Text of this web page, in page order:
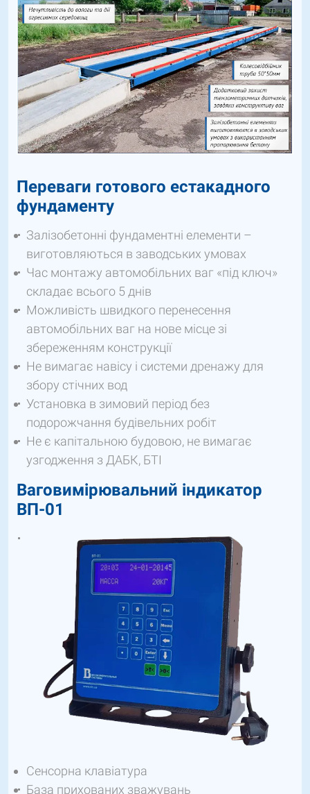
Переваги готового естакадного
фундаменту
Залізобетонні фундаментні елементи –
виготовляються в заводських умовах
Час монтажу автомобільних ваг «під ключ»
складає всього 5 днів
Можливість швидкого перенесення
автомобільних ваг на нове місце зі
збереженням конструкції
Не вимагає навісу і системи дренажу для
збору стічних вод
Установка в зимовий період без
подорожчання будівельних робіт
Не є капітальною будовою, не вимагає
узгодження з ДАБК, БТІ
Ваговимірювальний індикатор
ВП-01
Сенсорна клавіатура
База прихованих зважувань